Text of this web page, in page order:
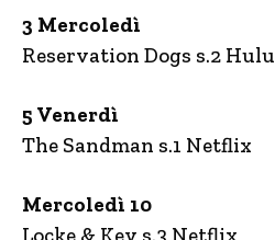
3 Mercoledì
Reservation Dogs s.2 Hulu
5 Venerdì
The Sandman s.1 Netflix
Mercoledì 10